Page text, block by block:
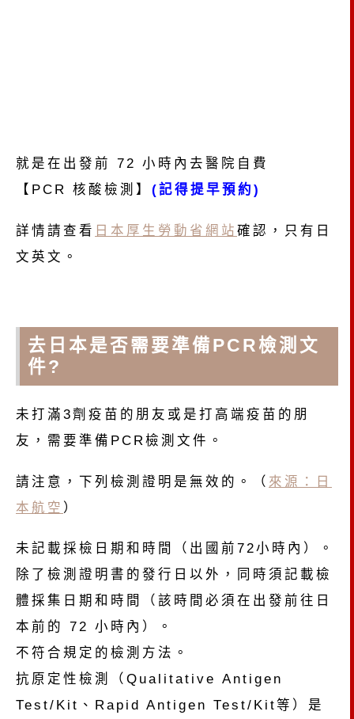
就是在出發前 72 小時內去醫院自費
【PCR 核酸檢測】 (記得提早預約)
詳情請查看 日本厚生勞動省網站 確認，只有日
文英文。
去日本是否需要準備PCR檢測文
件?
未打滿3劑疫苗的朋友或是打高端疫苗的朋
友，需要準備PCR檢測文件。
請注意，下列檢測證明是無效的。（ 來源：日
本航空 ）
未記載採檢日期和時間（出國前72小時內）。
除了檢測證明書的發行日以外，同時須記載檢
體採集日期和時間（該時間必須在出發前往日
本前的 72 小時內）。
不符合規定的檢測方法。
抗原定性檢測（Qualitative Antigen
Test/Kit、Rapid Antigen Test/Kit等）是